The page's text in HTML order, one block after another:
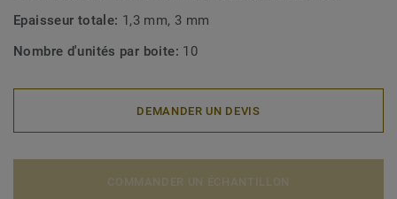
Epaisseur totale: 1,3 mm, 3 mm
Nombre d'unités par boite: 10
DEMANDER UN DEVIS